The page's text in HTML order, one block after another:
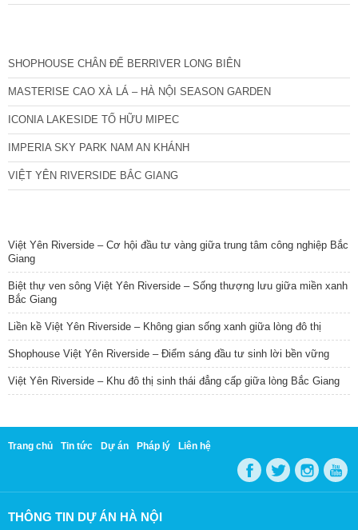
SHOPHOUSE CHÂN ĐẾ BERRIVER LONG BIÊN
MASTERISE CAO XÀ LÁ – HÀ NỘI SEASON GARDEN
ICONIA LAKESIDE TỐ HỮU MIPEC
IMPERIA SKY PARK NAM AN KHÁNH
VIỆT YÊN RIVERSIDE BẮC GIANG
Việt Yên Riverside – Cơ hội đầu tư vàng giữa trung tâm công nghiệp Bắc
Giang
Biệt thự ven sông Việt Yên Riverside – Sống thượng lưu giữa miền xanh
Bắc Giang
Liền kề Việt Yên Riverside – Không gian sống xanh giữa lòng đô thị
Shophouse Việt Yên Riverside – Điểm sáng đầu tư sinh lời bền vững
Việt Yên Riverside – Khu đô thị sinh thái đẳng cấp giữa lòng Bắc Giang
Trang chủ Tin tức Dự án Pháp lý Liên hệ
THÔNG TIN DỰ ÁN HÀ NỘI